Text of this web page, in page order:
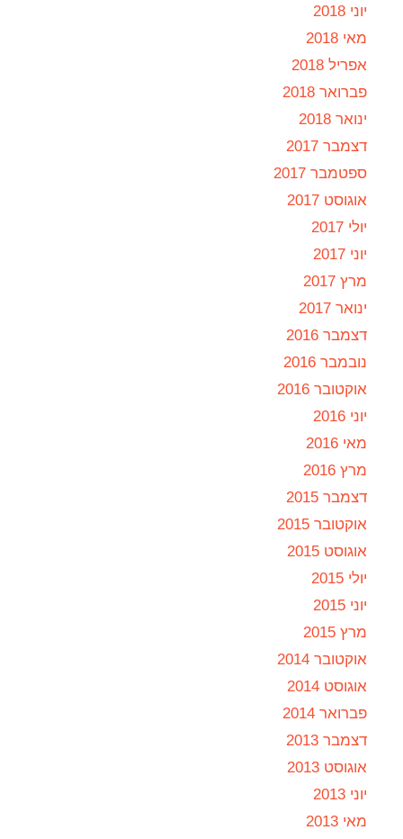
יוני 2018
מאי 2018
אפריל 2018
פברואר 2018
ינואר 2018
דצמבר 2017
ספטמבר 2017
אוגוסט 2017
יולי 2017
יוני 2017
מרץ 2017
ינואר 2017
דצמבר 2016
נובמבר 2016
אוקטובר 2016
יוני 2016
מאי 2016
מרץ 2016
דצמבר 2015
אוקטובר 2015
אוגוסט 2015
יולי 2015
יוני 2015
מרץ 2015
אוקטובר 2014
אוגוסט 2014
פברואר 2014
דצמבר 2013
אוגוסט 2013
יוני 2013
מאי 2013